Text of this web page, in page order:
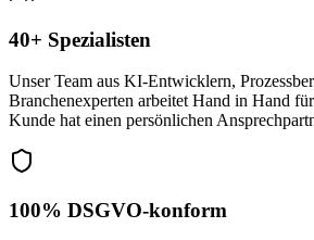
40+ Spezialisten
Unser Team aus KI-Entwicklern,
Branchenexperten arbeitet Hand in Hand
Kunde hat einen persönlichen
100% DSGVO-konform